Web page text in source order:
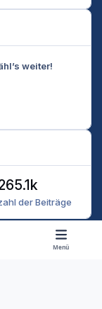
weiter!
der Beiträge
Menü